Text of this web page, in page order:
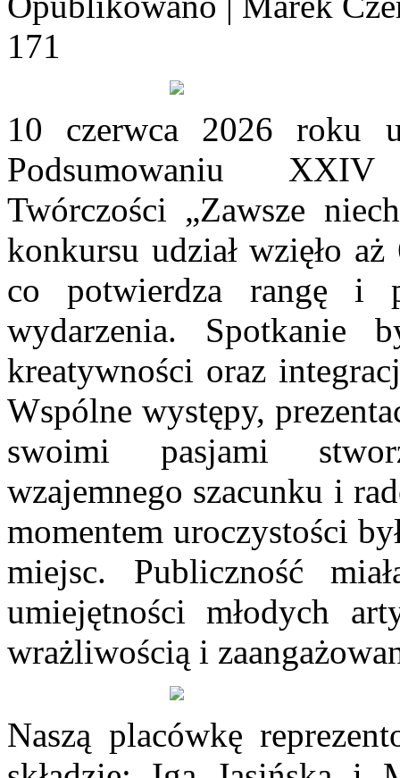
171
10 czerwca 2026 roku
Podsumowaniu
Twórczości „Zawsze
konkursu udział wzięło
co potwierdza rangę i
wydarzenia. Spotkanie
kreatywności oraz
Wspólne występy,
swoimi pasjami
wzajemnego szacunku i
momentem uroczystości
miejsc. Publiczność
umiejętności młodych
wrażliwością i
Naszą placówkę